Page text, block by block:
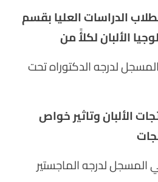
الدراسات العليا بقسم
الألبان لكلأً من
لدرجه الدكتوراه تحت
الألبان وتاثير خواص
المسجل لدرجه الماجستير